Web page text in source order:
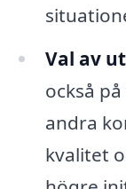
Val av
också
andra
kvalitet